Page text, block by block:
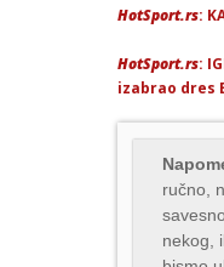
HotSport.rs:
HotSport.rs:
izabrao dres
ručno,
nekog,